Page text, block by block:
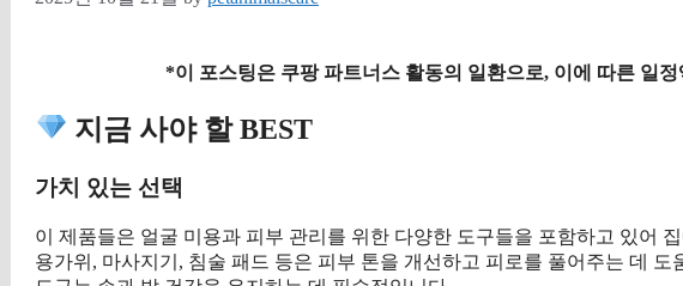
*이 포스팅은 쿠팡 파트너스 활동의 일환으로, 이에 따른 일
지금 사야 할 BEST
가치 있는 선택
이 제품들은 얼굴 미용과 피부 관리를 위한 다양한 도구들을 포함하고 있어
용가위, 마사지기, 침술 패드 등은 피부 톤을 개선하고 피로를 풀어주는 데 도